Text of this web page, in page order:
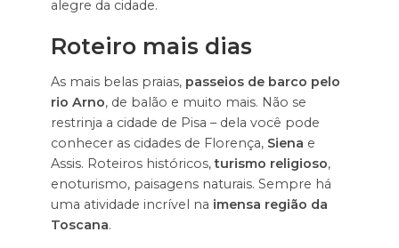
alegre da cidade.
Roteiro mais dias
As mais belas praias, passeios de barco pelo
rio Arno, de balão e muito mais. Não se
restrinja a cidade de Pisa – dela você pode
conhecer as cidades de Florença, Siena e
Assis. Roteiros históricos,turismo religioso,
enoturismo, paisagens naturais. Sempre há
uma atividade incrível na imensa região da
Toscana.